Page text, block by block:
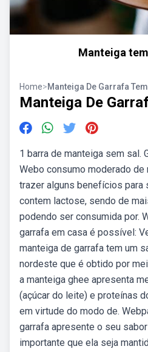
Manteiga
Home>Manteiga De Garrafa
Manteiga De
1 barra de manteiga sem sal.
Webo consumo moderado de
trazer alguns benefícios para
contem lactose, sendo de
podendo ser consumida por.
garrafa em casa é possível:
manteiga de garrafa tem um
nordeste que é obtido por
a manteiga ghee apresenta
(açúcar do leite) e proteínas
em virtude do modo de.
garrafa apresente o seu
importante que ela seja